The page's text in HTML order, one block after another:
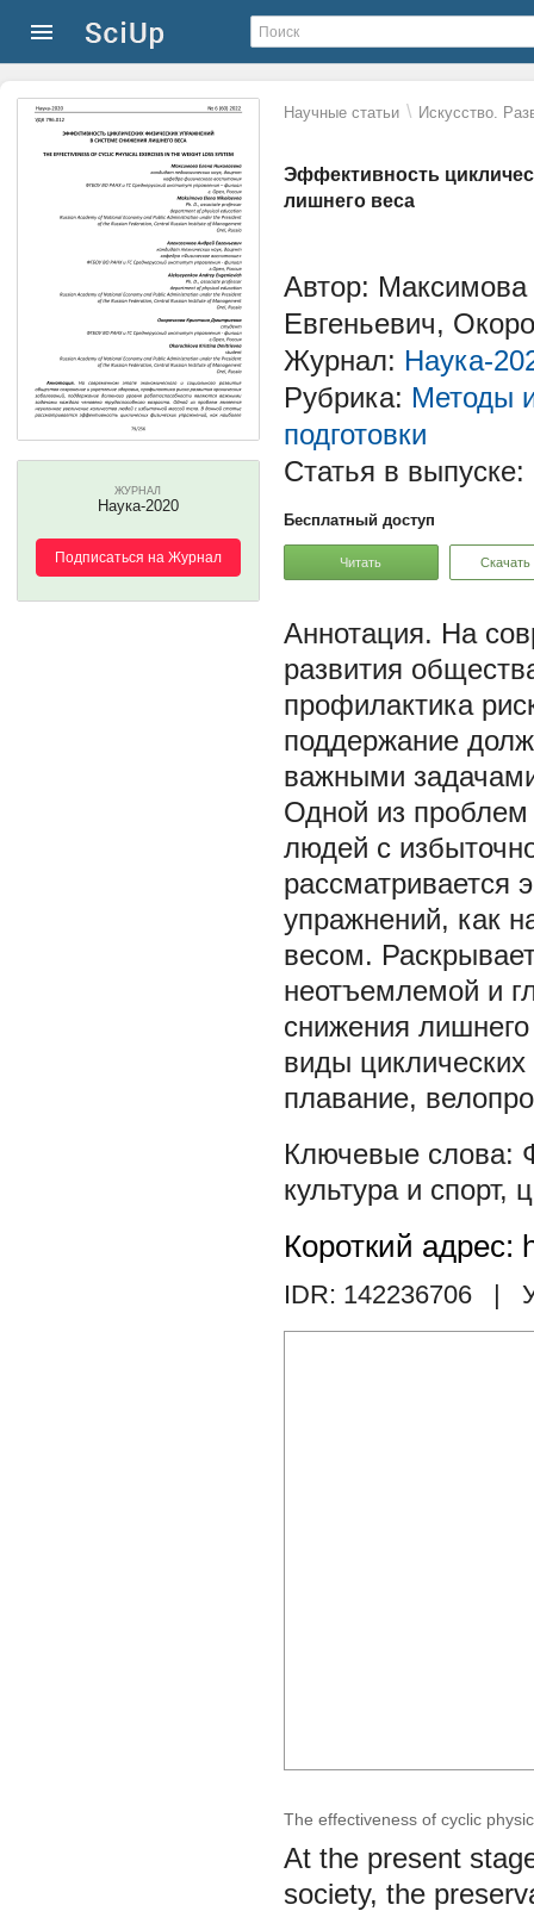
Научные статьи \ Искусство.
Эффективность
лишнего веса
ЖУРНАЛ
Наука-2020
Подписаться на Журнал
Автор:
Евгеньевич,
Журнал: Наука-
Рубрика: Методы
подготовки
Статья в выпуске:
Бесплатный доступ
Читать Скачать
На
развития
профилактика
поддержание
важными
Одной из проблем
людей с
рассматривается
упражнений, как
весом.
неотъемлемой и
снижения
виды
плавание,
культура и спорт,
Короткий адрес:
IDR: 142236706 |
The effectiveness of cyclic
At the present
society, the